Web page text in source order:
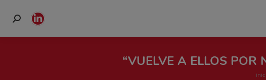
Buscar:
Linkedin
page
“VUELVE A ELLOS